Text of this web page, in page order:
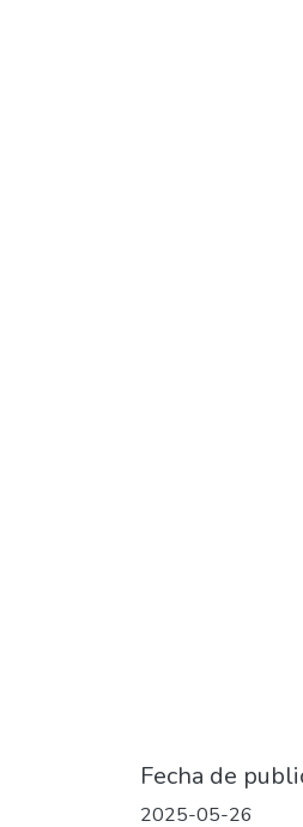
Fecha de
2025-05-26